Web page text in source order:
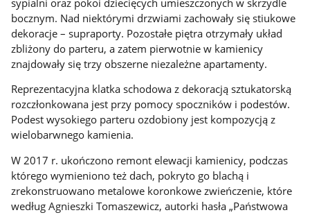
bocznym. Nad niektórymi drzwiami zachowały się stiukowe
dekoracje – supraporty. Pozostałe piętra otrzymały układ
zbliżony do parteru, a zatem pierwotnie w kamienicy
znajdowały się trzy obszerne niezależne apartamenty.
Reprezentacyjna klatka schodowa z dekoracją sztukatorską
rozczłonkowana jest przy pomocy spoczników i podestów.
Podest wysokiego parteru ozdobiony jest kompozycją z
wielobarwnego kamienia.
W 2017 r. ukończono remont elewacji kamienicy, podczas
którego wymieniono też dach, pokryto go blachą i
zrekonstruowano metalowe koronkowe zwieńczenie, które
według Agnieszki Tomaszewicz, autorki hasła „Państwowa